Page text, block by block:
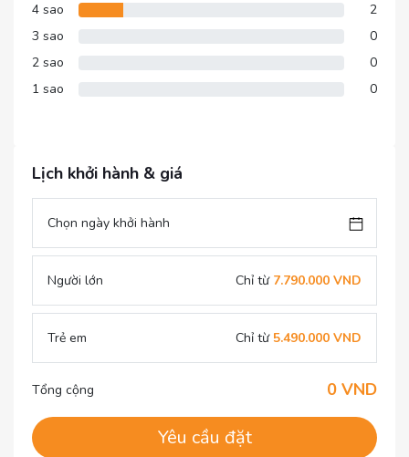
4 sao
2
3 sao
0
2 sao
0
1 sao
0
Lịch khởi hành & giá
Chọn ngày khởi hành
Người lớn Chỉ từ 7.790.000 VND
Trẻ em Chỉ từ 5.490.000 VND
Tổng cộng 0 VND
Yêu cầu đặt